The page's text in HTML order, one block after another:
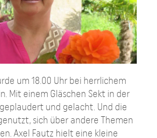
um 18.00 Uhr bei herrlichem
Mit einem Gläschen Sekt in der
und gelacht. Und die
sich über andere Themen
Axel Fautz hielt eine kleine